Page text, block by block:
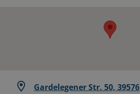
Gardelegener Str. 50, 39576